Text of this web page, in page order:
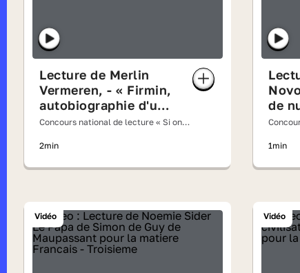
Lecture de Merlin
Vermeren, - « Firmin,
autobiographie d'un
grignoteur de livres »
Concours national de lecture « Si on
2min
de
1min
Vidéo Vidéo